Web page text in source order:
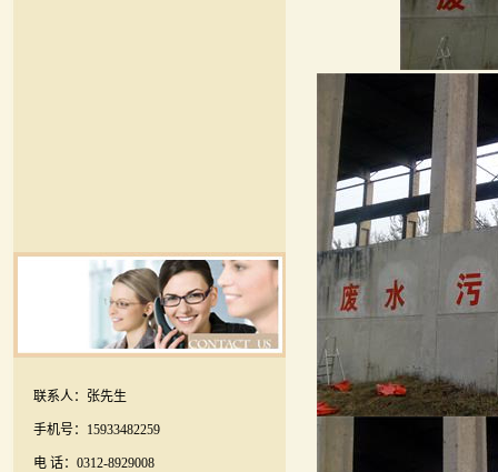
联系人：张先生
手机号：15933482259
电 话：0312-8929008